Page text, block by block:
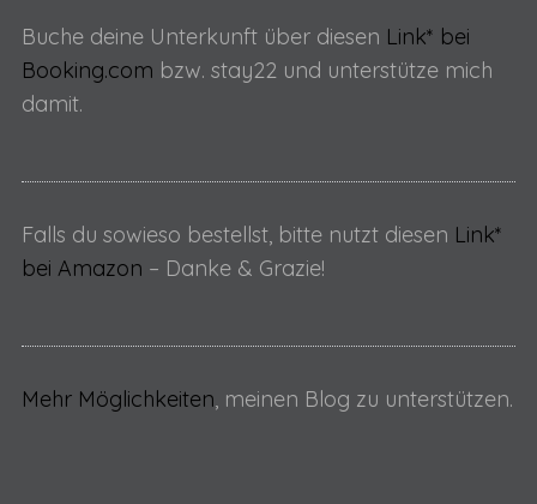
Buche deine Unterkunft über diesen Link* bei
Booking.com bzw. stay22 und unterstütze mich
damit.
Falls du sowieso bestellst, bitte nutzt diesen Link*
bei Amazon – Danke & Grazie!
Mehr Möglichkeiten , meinen Blog zu unterstützen.